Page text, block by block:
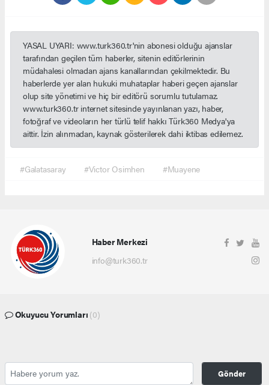
YASAL UYARI: www.turk360.tr'nin abonesi olduğu ajanslar
tarafından geçilen tüm haberler, sitenin editörlerinin
müdahalesi olmadan ajans kanallarından çekilmektedir. Bu
haberlerde yer alan hukuki muhataplar haberi geçen ajanslar
olup site yönetimi ve hiç bir editörü sorumlu tutulamaz.
www.turk360.tr internet sitesinde yayınlanan yazı, haber,
fotoğraf ve videoların her türlü telif hakkı Türk360 Medya'ya
aittir. İzin alınmadan, kaynak gösterilerek dahi iktibas edilemez.
#Galatasaray #Victor Osimhen #Muayene
Haber Merkezi
info@turk360.tr
Okuyucu Yorumları (0)
Gönder